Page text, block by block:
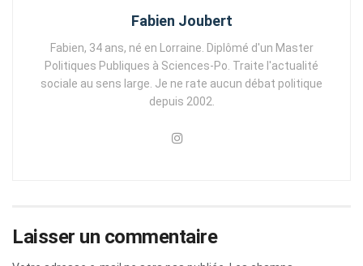
Fabien Joubert
Fabien, 34 ans, né en Lorraine. Diplômé d'un Master
Politiques Publiques à Sciences-Po. Traite l'actualité
sociale au sens large. Je ne rate aucun débat politique
depuis 2002.
Laisser un commentaire